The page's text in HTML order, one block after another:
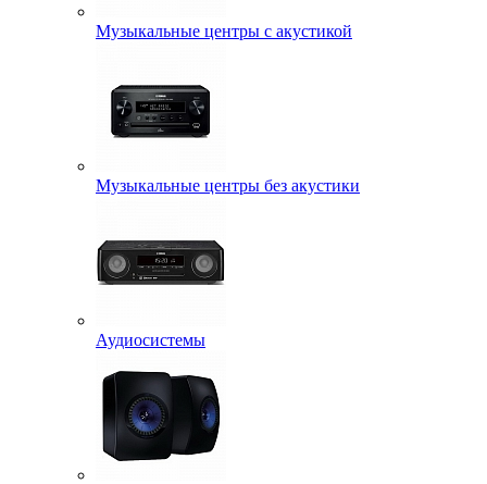
Музыкальные центры с акустикой
Музыкальные центры без акустики
Аудиосистемы